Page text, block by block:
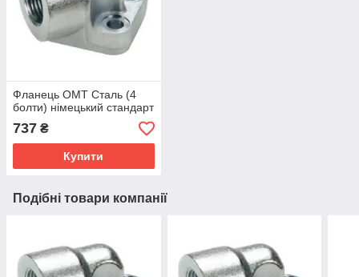
Фланець OMT Сталь (4
болти) німецький стандарт
737 ₴
Купити
Подібні товари компанії